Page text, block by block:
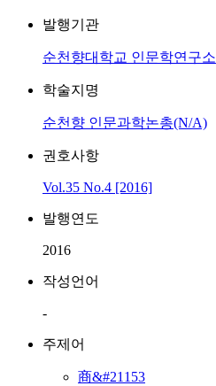
발행기관
순천향대학교 인문학연구소
학술지명
순천향 인문과학논총(N/A)
권호사항
Vol.35 No.4 [2016]
발행연도
2016
작성언어
-
주제어
商&#21153